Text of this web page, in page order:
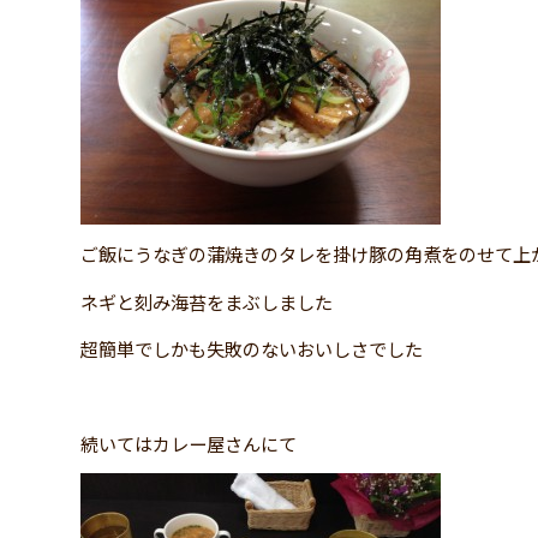
ご飯にうなぎの蒲焼きのタレを掛け豚の角煮をのせて上
ネギと刻み海苔をまぶしました
超簡単でしかも失敗のないおいしさでした
続いてはカレー屋さんにて